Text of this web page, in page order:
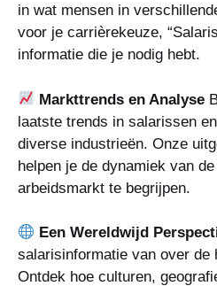
in wat mensen in
voor je carrièrekeuze,
informatie die je nodig hebt.
Markttrends en Analyse
laatste trends in salarissen
diverse industrieën. Onze
helpen je de dynamiek van
arbeidsmarkt te begrijpen.
Een Wereldwijd
salarisinformatie van over de
Ontdek hoe culturen,